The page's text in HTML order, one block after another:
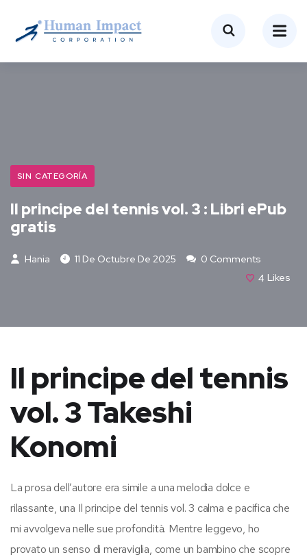
SIN CATEGORÍA
Il principe del tennis vol. 3 : Libri ePub
gratis
Hania 11 De Octubre De 2025
0 Comments
4 Likes
Il principe del tennis
vol. 3 Takeshi
Konomi
La prosa dell’autore era simile a una melodia dolce e
rilassante, una Il principe del tennis vol. 3 calma e pacifica che
mi avvolgeva nelle sue profondità. Mentre leggevo, ho
provato un senso di meraviglia, come un bambino che scopre